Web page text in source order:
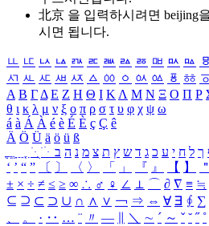
北京 을 입력하시려면 beijing
시면 됩니다.
ㅥ ㅦ ㅧ ㅨ ㅩ ㅪ ㅫ ㅬ ㅭ ㅮ ㅯ ㅰ ㅱ
ㅺ ㅻ ㅼ ㅽ ㅾ ㅿ ㆀ ㆁ ㆂ ㆃ ㆄ ㆅ
Α Β ΓΔ Ε Ζ Η Θ Ι ΚΛ Μ Ν Ξ Ο Π Ρ
θ ι κ λ μ ν ξ ο π ρ σ τ υ φ χ ψ ω
á à Á À é è É È ç Ç ê
Ä Ö Ü ä ö ü ß
ִֶֹ ֻּ ׁׂ ך ל ח י ע כ ג ד ש ץ ת צ מ נ ה ב
‘ ’ “ ” 〔 〕 〈 〉 「 」 『 』 【 】 ＂
± × ÷ ≠ ≤ ≥ ∞ ∴ ♂ ♀ ∠ ⊥ ⌒ ∂ ∇ ≡ ≒
⊆ ⊇ ⊂ ⊃ ∪ ∩ ∧ ∨ ￢ ⇒ ⇔ ∀ ∃ ∮ ∑
、
。 · ‥ … ¨ 〃 ― ＼ ∼ ´ ～ ˇ ˘ ˝ ˚